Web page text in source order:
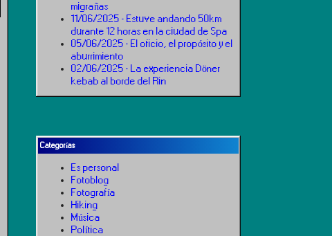
migrañas
11/06/2025 - Estuve andando 50km
durante 12 horas en la ciudad de Spa
05/06/2025 - El oficio, el propósito y el
aburrimiento
02/06/2025 - La experiencia Döner
kebab al borde del Rin
Categorías
Es personal
Fotoblog
Fotografía
Hiking
Música
Política